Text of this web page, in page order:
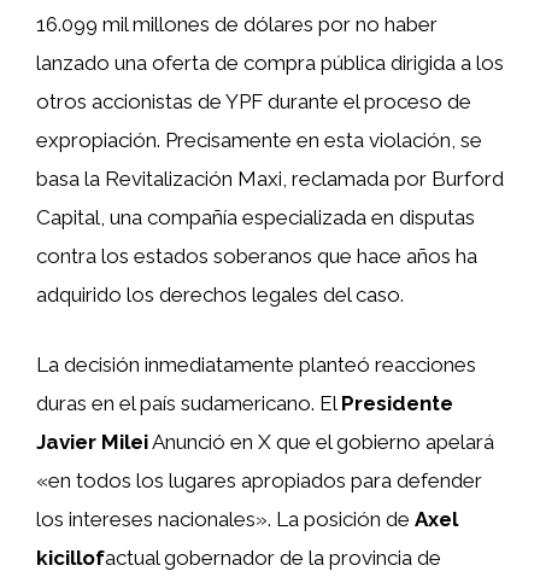
16.099 mil millones de dólares por no haber
lanzado una oferta de compra pública dirigida a los
otros accionistas de YPF durante el proceso de
expropiación. Precisamente en esta violación, se
basa la Revitalización Maxi, reclamada por Burford
Capital, una compañía especializada en disputas
contra los estados soberanos que hace años ha
adquirido los derechos legales del caso.
La decisión inmediatamente planteó reacciones
duras en el país sudamericano. El Presidente
Javier MileiAnunció en X que el gobierno apelará
«en todos los lugares apropiados para defender
los intereses nacionales». La posición de Axel
kicillofactual gobernador de la provincia de